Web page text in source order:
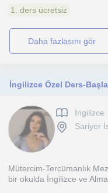
1. ders ücretsiz
daha fazlasını gör
İngilizce Özel Ders-
Ingilizce
Sariyer
Mütercim-Tercümanlık
bir okulda İngilizce ve